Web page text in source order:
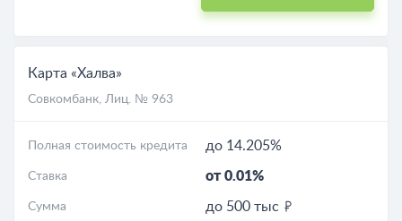
Карта «Халва»
Совкомбанк, Лиц. № 963
Полная стоимость кредита до 14.205%
Ставка от 0.01%
Сумма до 500 тыс